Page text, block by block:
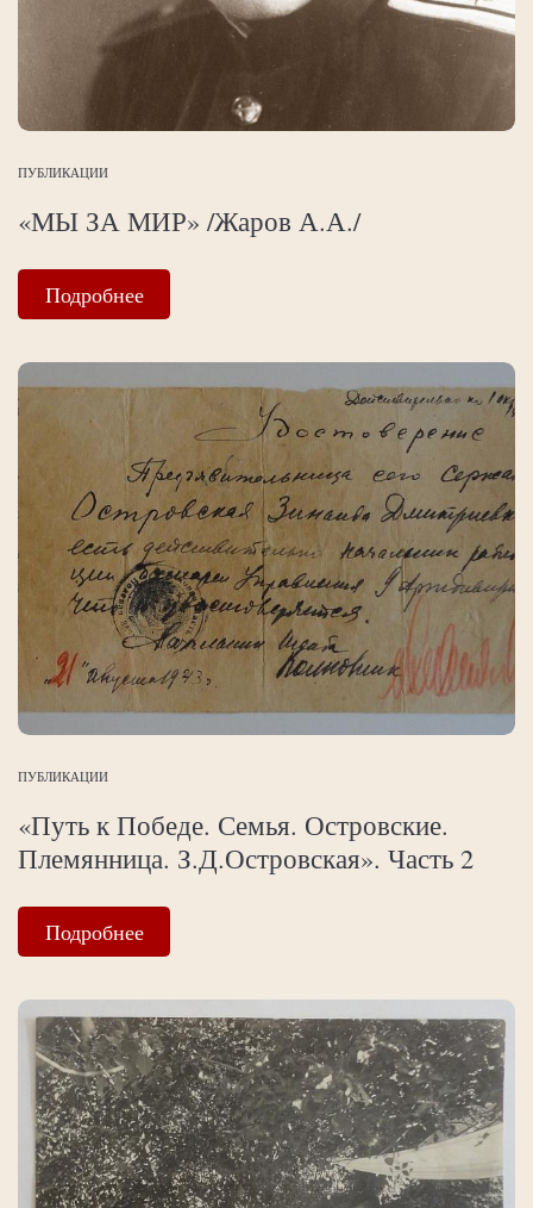
ПУБЛИКАЦИИ
«МЫ ЗА МИР» /Жаров А.А./
Подробнее
ПУБЛИКАЦИИ
«Путь к Победе. Семья. Островские.
Племянница. З.Д.Островская». Часть 2
Подробнее